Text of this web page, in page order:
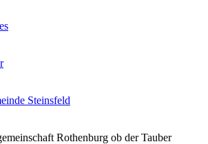
Steinsfeld
Rothenburg ob der Tauber